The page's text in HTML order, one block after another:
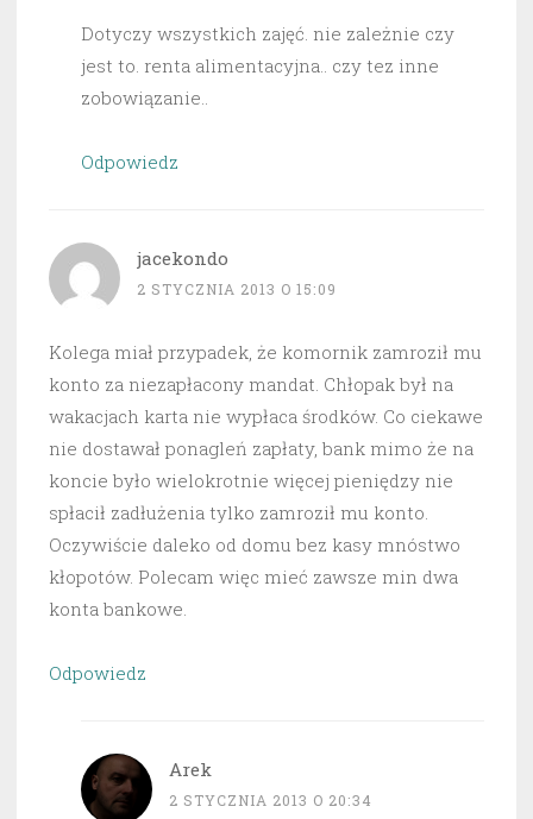
Dotyczy wszystkich zajęć. nie zależnie czy
jest to. renta alimentacyjna.. czy tez inne
zobowiązanie..
Odpowiedz
jacekondo
2 STYCZNIA 2013 O 15:09
Kolega miał przypadek, że komornik zamroził mu
konto za niezapłacony mandat. Chłopak był na
wakacjach karta nie wypłaca środków. Co ciekawe
nie dostawał ponagleń zapłaty, bank mimo że na
koncie było wielokrotnie więcej pieniędzy nie
spłacił zadłużenia tylko zamroził mu konto.
Oczywiście daleko od domu bez kasy mnóstwo
kłopotów. Polecam więc mieć zawsze min dwa
konta bankowe.
Odpowiedz
Arek
2 STYCZNIA 2013 O 20:34